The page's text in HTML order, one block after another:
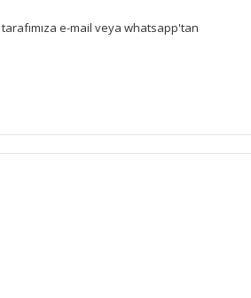
tarafımıza e-mail veya whatsapp'tan